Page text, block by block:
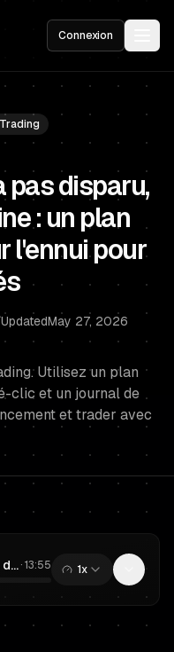
Connexion
pas disparu,
: un plan
l'ennui pour
UpdatedMay 27, 2026
Utilisez un plan
clic et un journal de
et trader avec
Votre avantage n'a pas disparu, c'est votre dopamine : un plan d'exécution axé sur l'ennui pour les traders financés·13:55 1x
0:00
13:55